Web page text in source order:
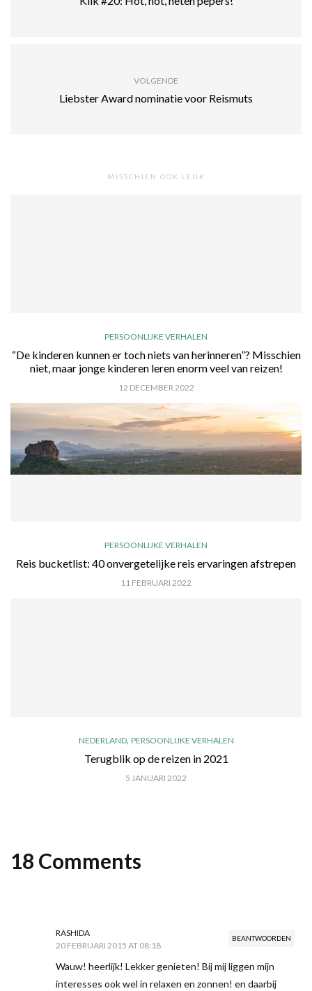
VOLGENDE
Liebster Award nominatie voor Reismuts
MISSCHIEN OOK LEUK
PERSOONLIJKE VERHALEN
“De kinderen kunnen er toch niets van herinneren”? Misschien
niet, maar jonge kinderen leren enorm veel van reizen!
12 DECEMBER 2022
PERSOONLIJKE VERHALEN
Reis bucketlist: 40 onvergetelijke reis ervaringen afstrepen
11 FEBRUARI 2022
NEDERLAND, PERSOONLIJKE VERHALEN
Terugblik op de reizen in 2021
5 JANUARI 2022
18 Comments
BEANTWOORDEN
RASHIDA
20 FEBRUARI 2015 AT 08:18
Wauw! heerlijk! Lekker genieten! Bij mij liggen mijn
interesses ook wel in relaxen en zonnen! en daarbij